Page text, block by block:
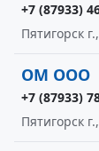
+7 (87933)
Пятигорск
ОМ ООО
+7 (87933)
Пятигорск